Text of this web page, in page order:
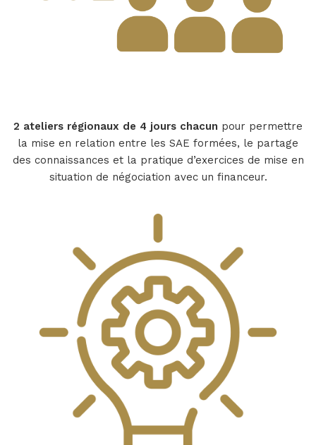
2 ateliers régionaux de 4 jours chacun pour permettre
la mise en relation entre les SAE formées, le partage
des connaissances et la pratique d’exercices de mise en
situation de négociation avec un financeur.